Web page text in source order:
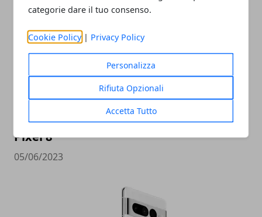
categorie dare il tuo consenso.
Cookie Policy | Privacy Policy
Personalizza
Rifiuta Opzionali
Accetta Tutto
Ricche anticipazioni sul Tensor G3 di
Pixel 8
05/06/2023